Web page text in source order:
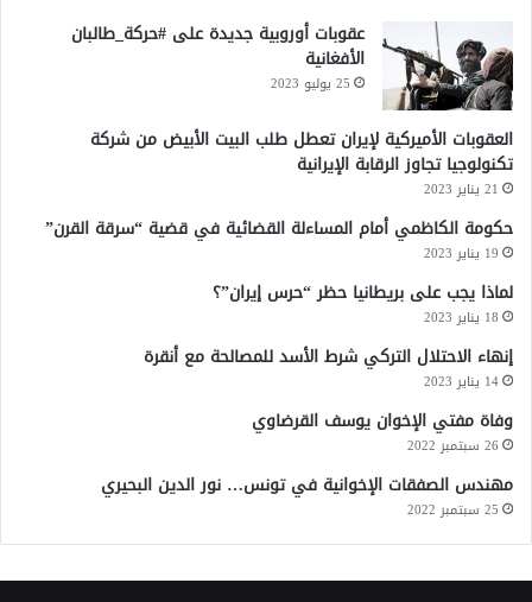
عقوبات أوروبية جديدة على #حركة_طالبان
الأفغانية
25 يوليو 2023
العقوبات الأميركية لإيران تعطل طلب البيت الأبيض من شركة
تكنولوجيا تجاوز الرقابة الإيرانية
21 يناير 2023
حكومة الكاظمي أمام المساءلة القضائية في قضية “سرقة القرن”
19 يناير 2023
لماذا يجب على بريطانيا حظر “حرس إيران”؟
18 يناير 2023
إنهاء الاحتلال التركي شرط الأسد للمصالحة مع أنقرة
14 يناير 2023
وفاة مفتي الإخوان يوسف القرضاوي
26 سبتمبر 2022
مهندس الصفقات الإخوانية في تونس… نور الدين البحيري
25 سبتمبر 2022